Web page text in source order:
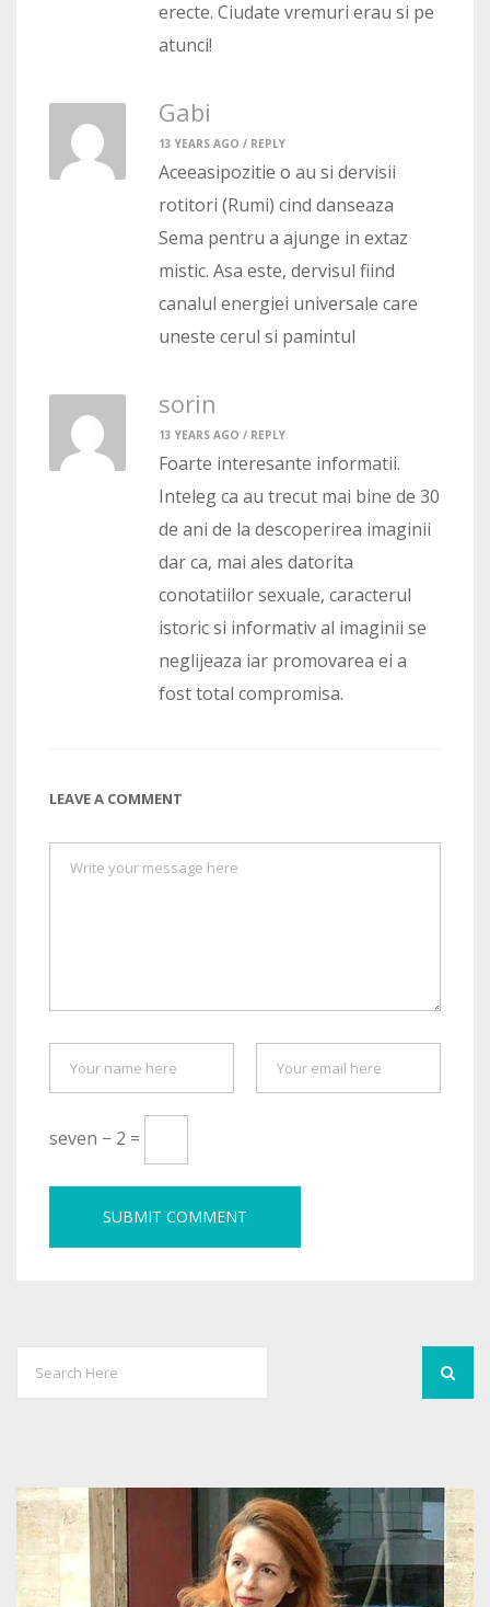
erecte. Ciudate vremuri erau si pe
atunci!
Gabi
13 YEARS AGO / REPLY
Aceeasipozitie o au si dervisii
rotitori (Rumi) cind danseaza
Sema pentru a ajunge in extaz
mistic. Asa este, dervisul fiind
canalul energiei universale care
uneste cerul si pamintul
sorin
13 YEARS AGO / REPLY
Foarte interesante informatii.
Inteleg ca au trecut mai bine de 30
de ani de la descoperirea imaginii
dar ca, mai ales datorita
conotatiilor sexuale, caracterul
istoric si informativ al imaginii se
neglijeaza iar promovarea ei a
fost total compromisa.
LEAVE A COMMENT
seven − 2 =